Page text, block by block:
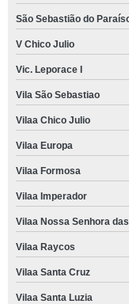
São Sebastião do
V Chico Julio
Vic. Leporace I
Vila São Sebastiao
Vilaa Chico Julio
Vilaa Europa
Vilaa Formosa
Vilaa Imperador
Vilaa Nossa Senhora
Vilaa Raycos
Vilaa Santa Cruz
Vilaa Santa Luzia